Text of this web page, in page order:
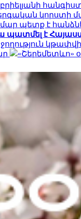
կորստի
պետք է
պատմել է
«Շերեմետևո»